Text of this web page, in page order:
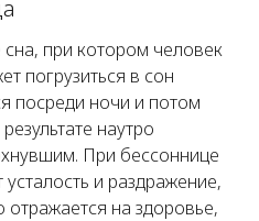
при котором человек
погрузиться в сон
посреди ночи и потом
наутро
При бессоннице
и раздражение,
отражается на здоровье,